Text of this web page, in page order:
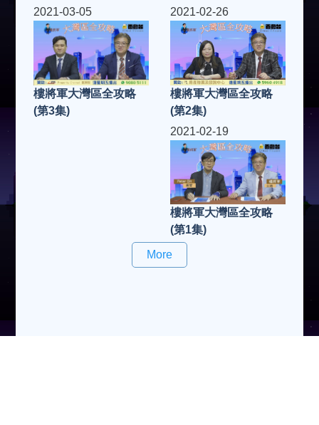
2021-03-05
樓將軍大灣區全攻略
(第3集)
2021-02-26
樓將軍大灣區全攻略
(第2集)
2021-02-19
樓將軍大灣區全攻略
(第1集)
More